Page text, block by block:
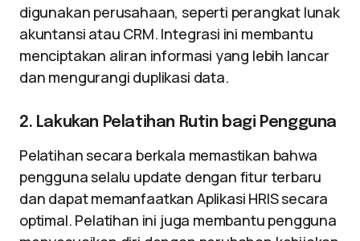
digunakan perusahaan, seperti perangkat lunak
akuntansi atau CRM. Integrasi ini membantu
menciptakan aliran informasi yang lebih lancar
dan mengurangi duplikasi data.
2. Lakukan Pelatihan Rutin bagi Pengguna
Pelatihan secara berkala memastikan bahwa
pengguna selalu update dengan fitur terbaru
dan dapat memanfaatkan Aplikasi HRIS secara
optimal. Pelatihan ini juga membantu pengguna